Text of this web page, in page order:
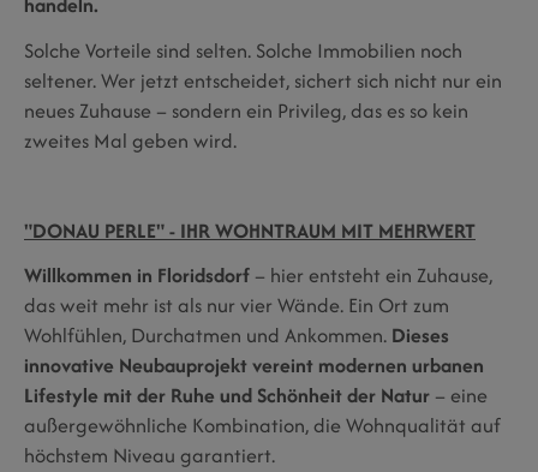
Solche Vorteile sind selten. Solche Immobilien noch
seltener. Wer jetzt entscheidet, sichert sich nicht nur ein
neues Zuhause – sondern ein Privileg, das es so kein
zweites Mal geben wird.
"DONAU PERLE" - IHR WOHNTRAUM MIT MEHRWERT
Willkommen in Floridsdorf – hier entsteht ein Zuhause,
das weit mehr ist als nur vier Wände. Ein Ort zum
Wohlfühlen, Durchatmen und Ankommen. Dieses
innovative Neubauprojekt vereint modernen urbanen
Lifestyle mit der Ruhe und Schönheit der Natur – eine
außergewöhnliche Kombination, die Wohnqualität auf
höchstem Niveau garantiert.